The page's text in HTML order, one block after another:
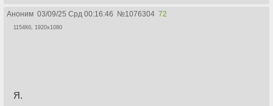
Аноним 03/09/25 Срд 00:16:46 №1076304 72
1154Кб, 1920x1080
Я.